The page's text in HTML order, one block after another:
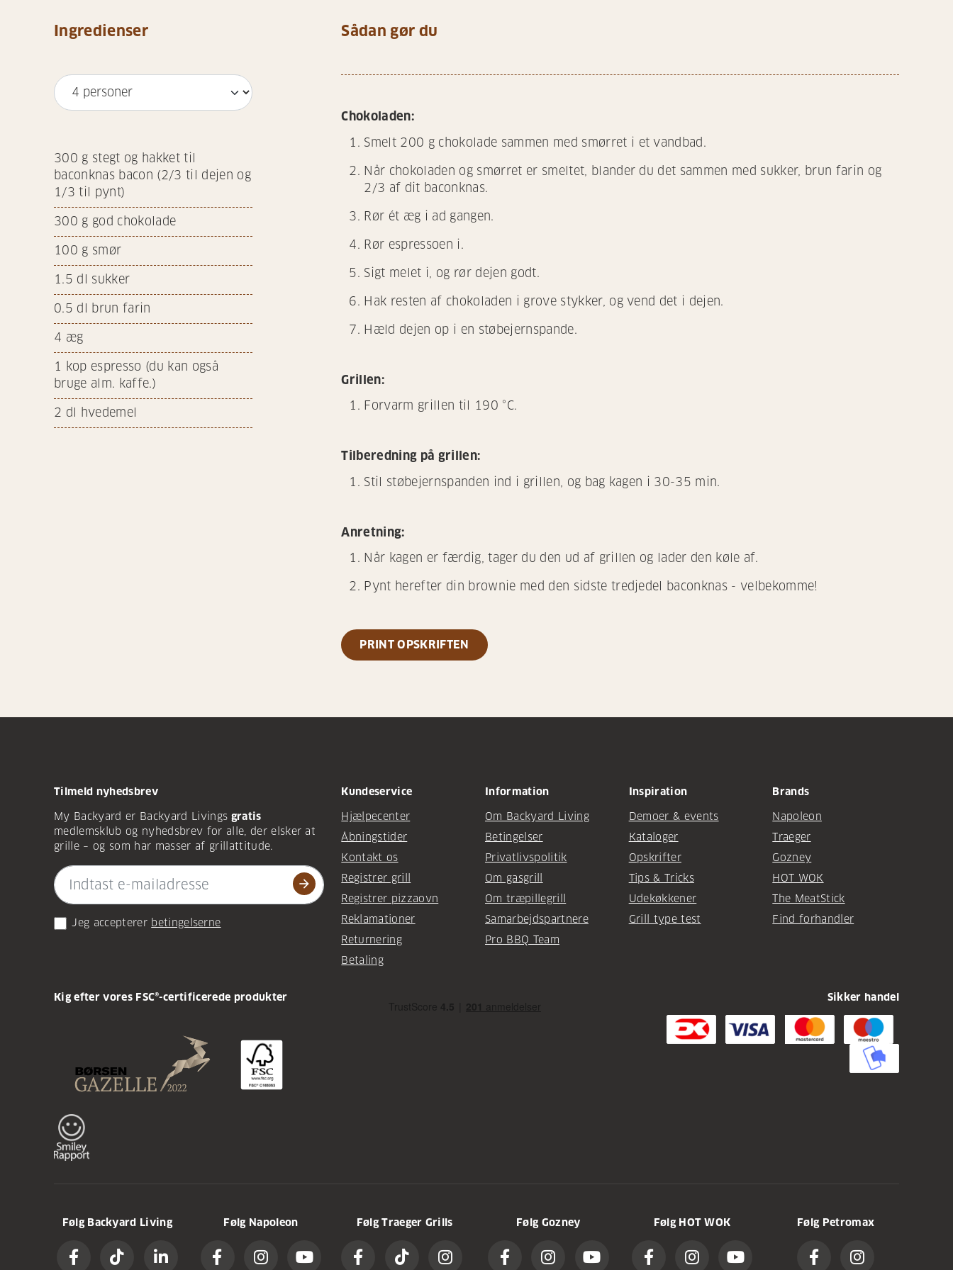
Ingredienser
300 g stegt og hakket til
baconknas bacon (2/3 til dejen og
1/3 til pynt)
300 g god chokolade
100 g smør
1.5 dl sukker
0.5 dl brun farin
4 æg
1 kop espresso (du kan også
bruge alm. kaffe.)
2 dl hvedemel
Sådan gør du
Chokoladen:
Smelt 200 g chokolade sammen med smørret i et vandbad.
Når chokoladen og smørret er smeltet, blander du det sammen med sukker, brun farin og
2/3 af dit baconknas.
Rør ét æg i ad gangen.
Rør espressoen i.
Sigt melet i, og rør dejen godt.
Hak resten af chokoladen i grove stykker, og vend det i dejen.
Hæld dejen op i en støbejernspande.
Grillen:
Forvarm grillen til 190 °C.
Tilberedning på grillen:
Stil støbejernspanden ind i grillen, og bag kagen i 30-35 min.
Anretning:
Når kagen er færdig, tager du den ud af grillen og lader den køle af.
Pynt herefter din brownie med den sidste tredjedel baconknas - velbekomme!
PRINT OPSKRIFTEN
Tilmeld nyhedsbrev
My Backyard er Backyard Livings gratis
medlemsklub og nyhedsbrev for alle, der elsker at
grille – og som har masser af grillattitude.
arrow_forward
Jeg accepterer betingelserne
Kundeservice
Hjælpecenter
Åbningstider
Kontakt os
Registrer grill
Registrer pizzaovn
Reklamationer
Returnering
Betaling
Information
Om Backyard Living
Betingelser
Privatlivspolitik
Om gasgrill
Om træpillegrill
Samarbejdspartnere
Pro BBQ Team
Inspiration
Demoer & events
Kataloger
Opskrifter
Tips & Tricks
Udekøkkener
Grill type test
Brands
Napoleon
Traeger
Gozney
HOT WOK
The MeatStick
Find forhandler
Kig efter vores FSC®-certificerede produkter Sikker handel
Følg Backyard Living Følg Napoleon Følg Traeger Grills Følg Gozney Følg HOT WOK Følg Petromax